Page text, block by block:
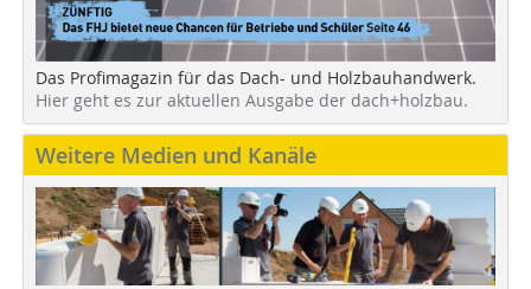
Das Profimagazin für das Dach- und Holzbauhandwerk.
Hier geht es zur aktuellen Ausgabe der dach+holzbau.
Weitere Medien und Kanäle